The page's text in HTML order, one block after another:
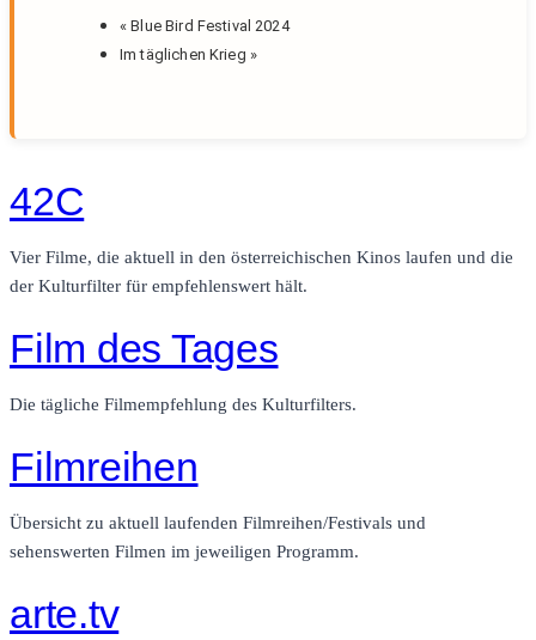
« Blue Bird Festival 2024
Im täglichen Krieg »
42C
Vier Filme, die aktuell in den österreichischen Kinos laufen und die
der Kulturfilter für empfehlenswert hält.
Film des Tages
Die tägliche Filmempfehlung des Kulturfilters.
Filmreihen
Übersicht zu aktuell laufenden Filmreihen/Festivals und
sehenswerten Filmen im jeweiligen Programm.
arte.tv